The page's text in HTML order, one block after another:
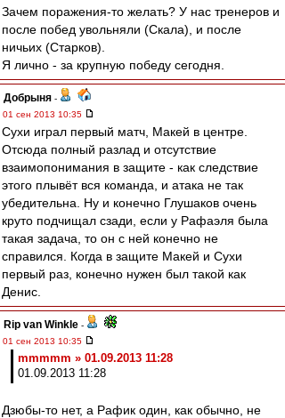
Зачем поражения-то желать? У нас тренеров и
после побед увольняли (Скала), и после
ничьих (Старков).
Я лично - за крупную победу сегодня.
Добрыня -
01 сен 2013 10:35
Сухи играл первый матч, Макей в центре.
Отсюда полный разлад и отсутствие
взаимопонимания в защите - как следствие
этого плывёт вся команда, и атака не так
убедительна. Ну и конечно Глушаков очень
круто подчищал сзади, если у Рафаэля была
такая задача, то он с ней конечно не
справился. Когда в защите Макей и Сухи
первый раз, конечно нужен был такой как
Денис.
Rip van Winkle -
01 сен 2013 10:35
mmmmm » 01.09.2013 11:28
01.09.2013 11:28
Дзюбы-то нет, а Рафик один, как обычно, не